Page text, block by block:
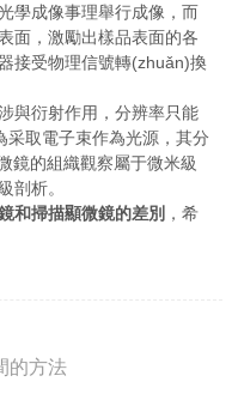
成像事理舉行成像，而
面，激勵出樣品表面的各
器接受物理信號轉(zhuǎn)換
與衍射作用，分辨率只能
采取電子束作為光源，其分
鏡的組織觀察屬于微米級
。
和掃描顯微鏡的差別 ，希
的方法